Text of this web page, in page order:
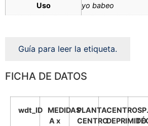
Uso yo babeo
Guía para leer la etiqueta.
FICHA DE DATOS
wdt_ID
MEDIDAS
A x
PLANTA
CENTRO
CENTRO
DEPRIMIDO
SP.